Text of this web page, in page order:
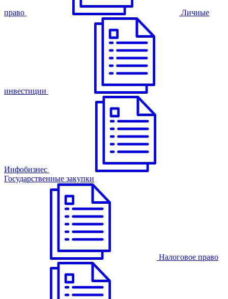
право Личные
инвестиции
Инфобизнес
Государственные закупки
Налоговое право